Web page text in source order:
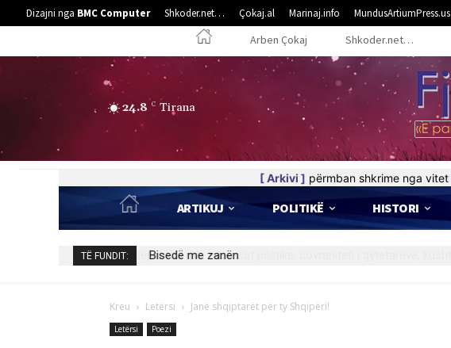
Dizajni nga BMC Computer Shkoder.net… Çokaj.al Marinaj.info MundusArtiumPress.us
Arben Çokaj Shkoder.net…
24.8 C Tirana
[ Arkivi ] përmban shkrime nga vitet
ARTIKUJ POLITIKË HISTORI
TË FUNDIT: Bisedë me zanën
Kreu Letërsi Janë shqiptarët për ty Shqipëri!
Letërsi Poezi